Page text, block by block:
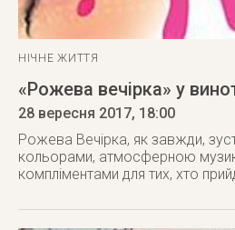
НІЧНЕ ЖИТТЯ
«Рожева вечірка» у
28 вересня 2017, 18:00
Рожева Вечірка, як завжди,
кольорами, атмосферною
компліментами для тих, хто